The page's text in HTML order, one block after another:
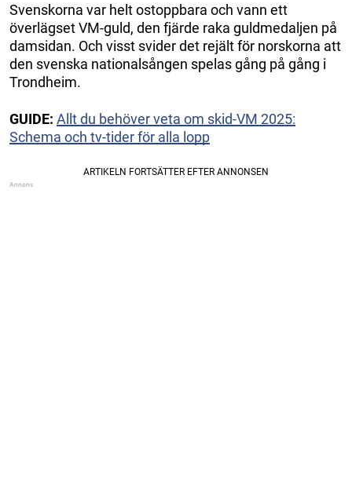
Svenskorna var helt ostoppbara och vann ett
överlägset VM-guld, den fjärde raka guldmedaljen på
damsidan. Och visst svider det rejält för norskorna att
den svenska nationalsången spelas gång på gång i
Trondheim.
GUIDE: Allt du behöver veta om skid-VM 2025:
Schema och tv-tider för alla lopp